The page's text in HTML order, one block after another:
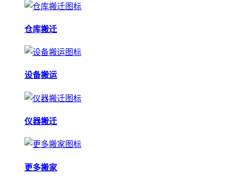
仓库搬迁
设备搬运
仪器搬迁
更多搬家